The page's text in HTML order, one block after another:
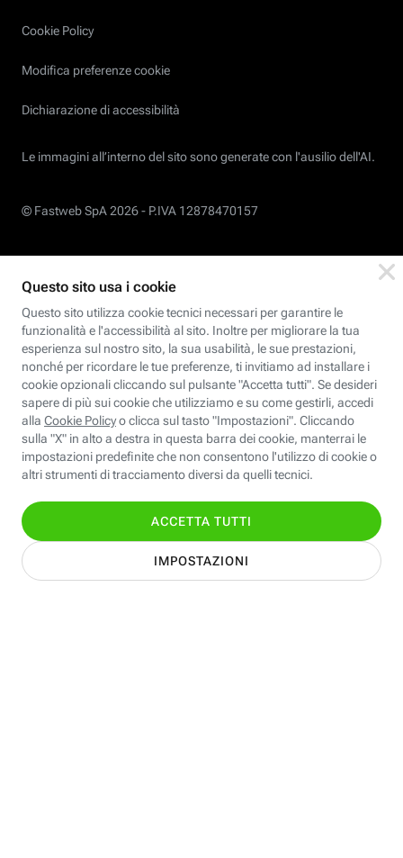
Cookie Policy
Modifica preferenze cookie
Dichiarazione di accessibilità
Le immagini all’interno del sito sono generate con l'ausilio dell'AI.
© Fastweb SpA 2026 - P.IVA 12878470157